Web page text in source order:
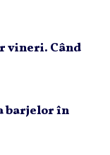
vineri. Când
barjelor în